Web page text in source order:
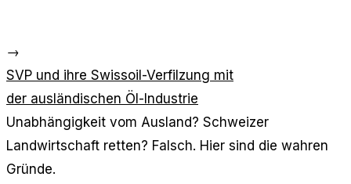
→
SVP und ihre Swissoil-Verfilzung mit
der ausländischen Öl-Industrie
Unabhängigkeit vom Ausland? Schweizer
Landwirtschaft retten? Falsch. Hier sind die wahren
Gründe.